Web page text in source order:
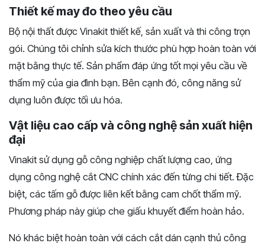
Thiết kế may đo theo yêu cầu
Bộ nội thất được Vinakit thiết kế, sản xuất và thi công trọn
gói. Chúng tôi chỉnh sửa kích thước phù hợp hoàn toàn với
mặt bằng thực tế. Sản phẩm đáp ứng tốt mọi yêu cầu về
thẩm mỹ của gia đình bạn. Bên cạnh đó, công năng sử
dụng luôn được tối ưu hóa.
Vật liệu cao cấp và công nghệ sản xuất hiện
đại
Vinakit sử dụng gỗ công nghiệp chất lượng cao, ứng
dụng công nghệ cắt CNC chính xác đến từng chi tiết. Đặc
biệt, các tấm gỗ được liên kết bằng cam chốt thẩm mỹ.
Phương pháp này giúp che giấu khuyết điểm hoàn hảo.
Nó khác biệt hoàn toàn với cách cắt dán cạnh thủ công